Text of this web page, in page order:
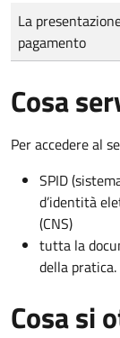
Tipo di pagamento
Importo
La
pagamento
Cosa
Per accedere al
SPID
d’identità
(CNS)
tutta la
della pratica.
Cosa si